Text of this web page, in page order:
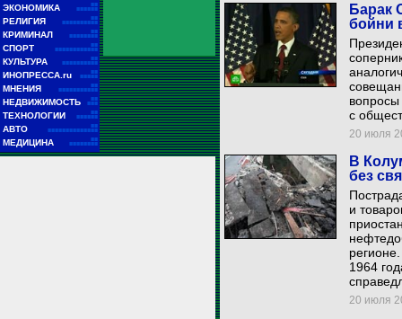
ЭКОНОМИКА ■■
■■■■■■
РЕЛИГИЯ ■■
■■■■■■■■■■
КРИМИНАЛ ■■
■■■■■■■■
СПОРТ ■■
■■■■■■■■■■■■
КУЛЬТУРА ■■
■■■■■■■■■■
ИНОПРЕССА.ru ■■
■■■■■
МНЕНИЯ ■■
■■■■■■■■■■■
НЕДВИЖИМОСТЬ ■■
■■■
ТЕХНОЛОГИИ ■■
■■■■■■
АВТО ■■
■■■■■■■■■■■■■■
МЕДИЦИНА ■■
■■■■■■■■
Барак
бойни
вопросы
с
20 июля
В
без
и
1964
20 июля